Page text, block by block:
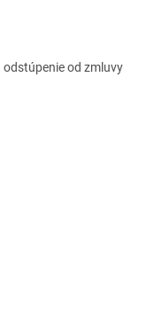
od zmluvy